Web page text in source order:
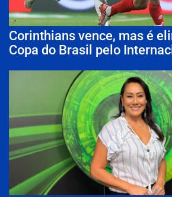
Corinthians vence, mas é
Copa do Brasil pelo